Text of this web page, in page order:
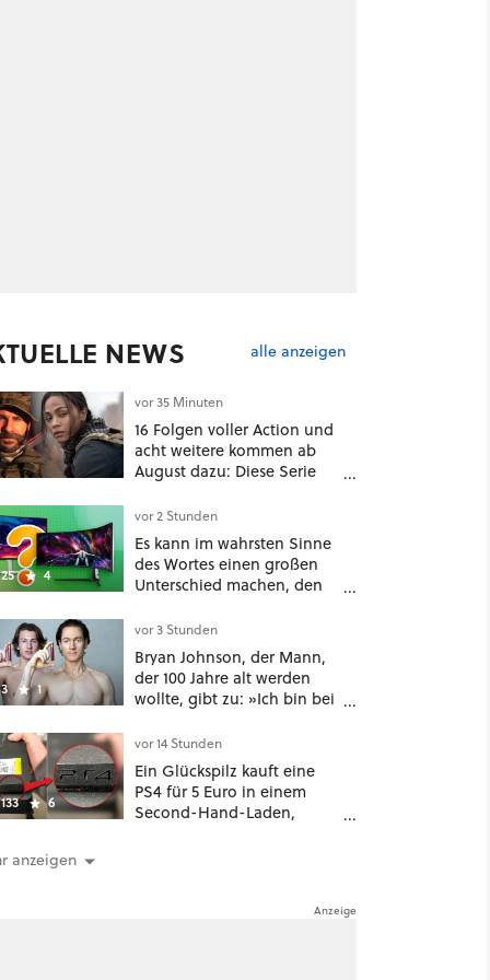
NEWS alle anzeigen
vor 35 Minuten
16 Folgen voller Action und
acht weitere kommen ab
August dazu: Diese Serie
kommenden Call-of-Duty-
Film
4
vor 2 Stunden
Es kann im wahrsten Sinne
des Wortes einen großen
Unterschied machen, den
sollte: Mit welchem
Seitenverhältnis seid ihr
unterwegs?
1
vor 3 Stunden
Bryan Johnson, der Mann,
der 100 Jahre alt werden
wollte, gibt zu: »Ich bin bei
Langlebigkeit zu weit
gegangen«
6
vor 14 Stunden
Ein Glückspilz kauft eine
PS4 für 5 Euro in einem
Second-Hand-Laden,
anzeigen